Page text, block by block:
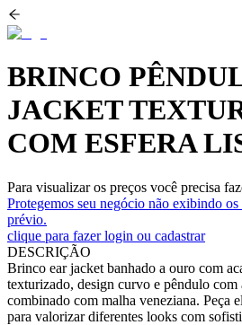
BRINCO
JACKET
COM ESFERA
Para visualizar os preços você precisa
Protegemos seu negócio não exibindo
prévio.
clique para fazer login ou cadastrar
DESCRIÇÃO
Brinco ear jacket banhado a ouro com
texturizado, design curvo e pêndulo com
combinado com malha veneziana. Peça
para valorizar diferentes looks com